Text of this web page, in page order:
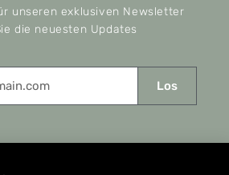
unseren exklusiven Newsletter
die neuesten Updates
Los